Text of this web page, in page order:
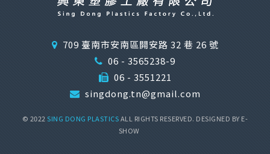
709 臺南市安南區開安路 32 巷 26 號
06 - 3565238-9
06 - 3551221
singdong.tn@gmail.com
© 2022 SING DONG PLASTICSALL RIGHTS RESERVED. DESIGNED BY E-
SHOW